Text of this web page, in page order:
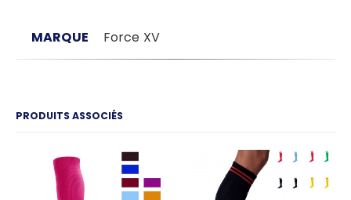
MARQUE Force XV
PRODUITS ASSOCIÉS